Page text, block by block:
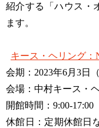
紹介する「ハウス・
ます。
キース・ヘリング
会期：2023年6月3日
会場：中村キース・
開館時間：9:00-17:00
休館日：定期休館日